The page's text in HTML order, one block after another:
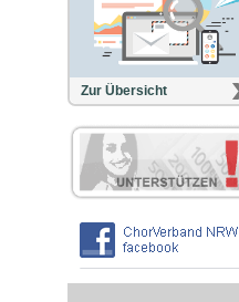
Zur Übersicht